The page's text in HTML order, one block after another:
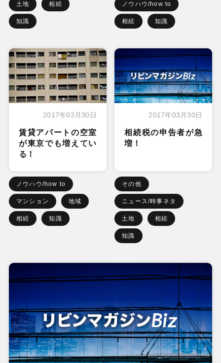
土地 相続
知識
ノウハウ/how to
相続 知識
2017年03月30日
賃貸アパートの空室
が東京でも増えてい
る！
ノウハウ/how to
マンション 地域
相続 知識
2017年03月30日
相続税の申告者が急
増！
その他
ニュース/時事ネタ
土地 相続
知識